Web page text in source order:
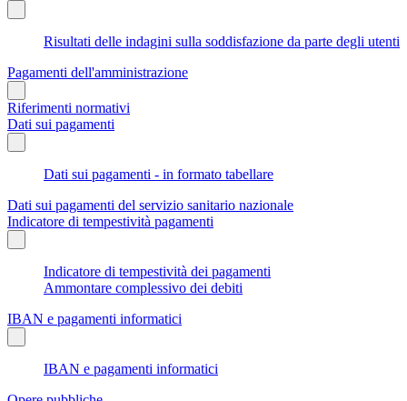
Risultati delle indagini sulla soddisfazione da parte degli utenti
Pagamenti dell'amministrazione
Riferimenti normativi
Dati sui pagamenti
Dati sui pagamenti - in formato tabellare
Dati sui pagamenti del servizio sanitario nazionale
Indicatore di tempestività pagamenti
Indicatore di tempestività dei pagamenti
Ammontare complessivo dei debiti
IBAN e pagamenti informatici
IBAN e pagamenti informatici